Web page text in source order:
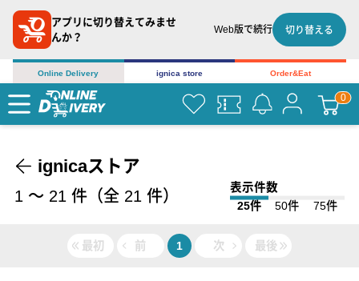
アプリに切り替えてみませ
んか？
Web版で続行 切り替える
Online Delivery ignica store Order&Eat
ignicaストア
1 〜 21 件（全 21 件）
表示件数
25件
50件 75件
最初 前 1 次 最後